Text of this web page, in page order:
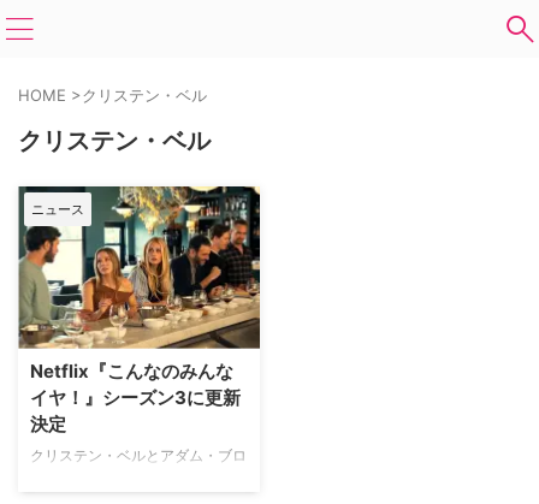
HOME >クリステン・ベル
クリステン・ベル
ニュース
Netflix『こんなのみんな
イヤ！』シーズン3に更新
決定
クリステン・ベルとアダム・ブロ